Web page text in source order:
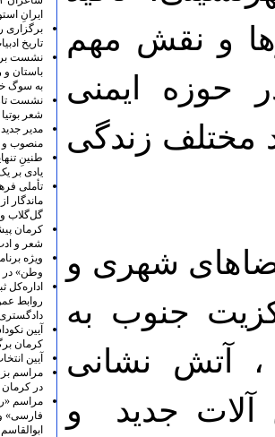
و نقش مهم
حوزه ایمنی
مختلف زندگی
شهری و
جنوب به
، آتش نشانی
آلات جدید و
ایرانِ
برگزاری
تاریخ
نشست
باستان و
به سوگ
نشست
شعر
مدیر
منصوب
طنینِ
یادی بر
تأملی
ماندگار
گل‌گلاب
کرمان
شعر و
ویژه
وطن» در
اداره‌کل
روابط
آیین
کرمان
آیین
مراسم
در
مراسم
فارسی»